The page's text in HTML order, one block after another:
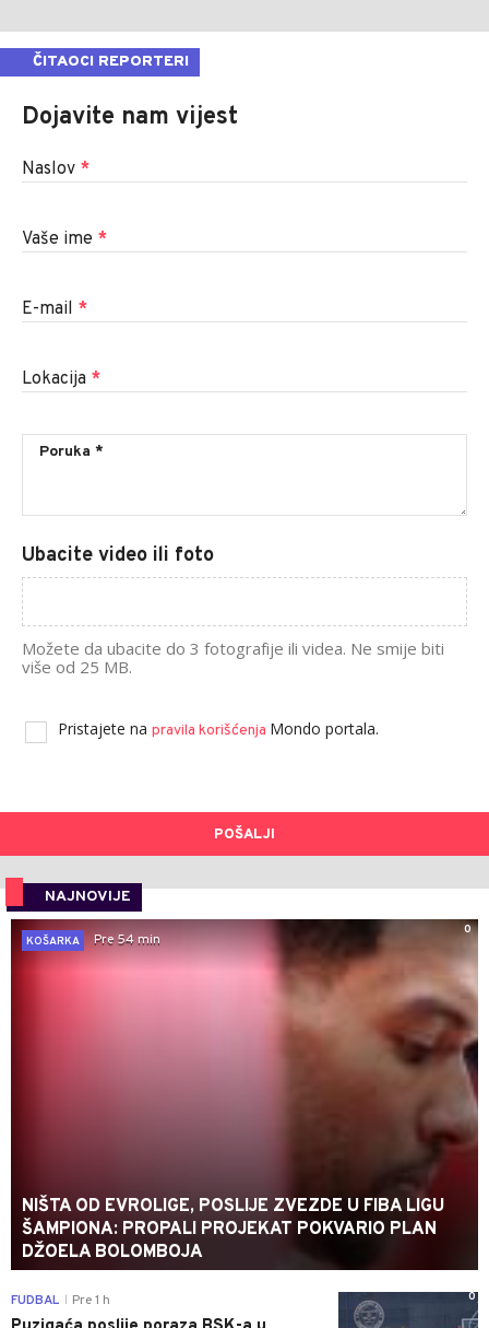
ČITAOCI REPORTERI
Dojavite nam vijest
Naslov *
Vaše ime *
E-mail *
Lokacija *
Ubacite video ili foto
Možete da ubacite do 3 fotografije ili videa. Ne smije biti
više od 25 MB.
Pristajete na pravila korišćenja Mondo portala.
POŠALJI
NAJNOVIJE
0
KOŠARKA
Pre 54 min
NIŠTA OD EVROLIGE, POSLIJE ZVEZDE U FIBA LIGU
ŠAMPIONA: PROPALI PROJEKAT POKVARIO PLAN
DŽOELA BOLOMBOJA
0
FUDBAL Pre 1 h